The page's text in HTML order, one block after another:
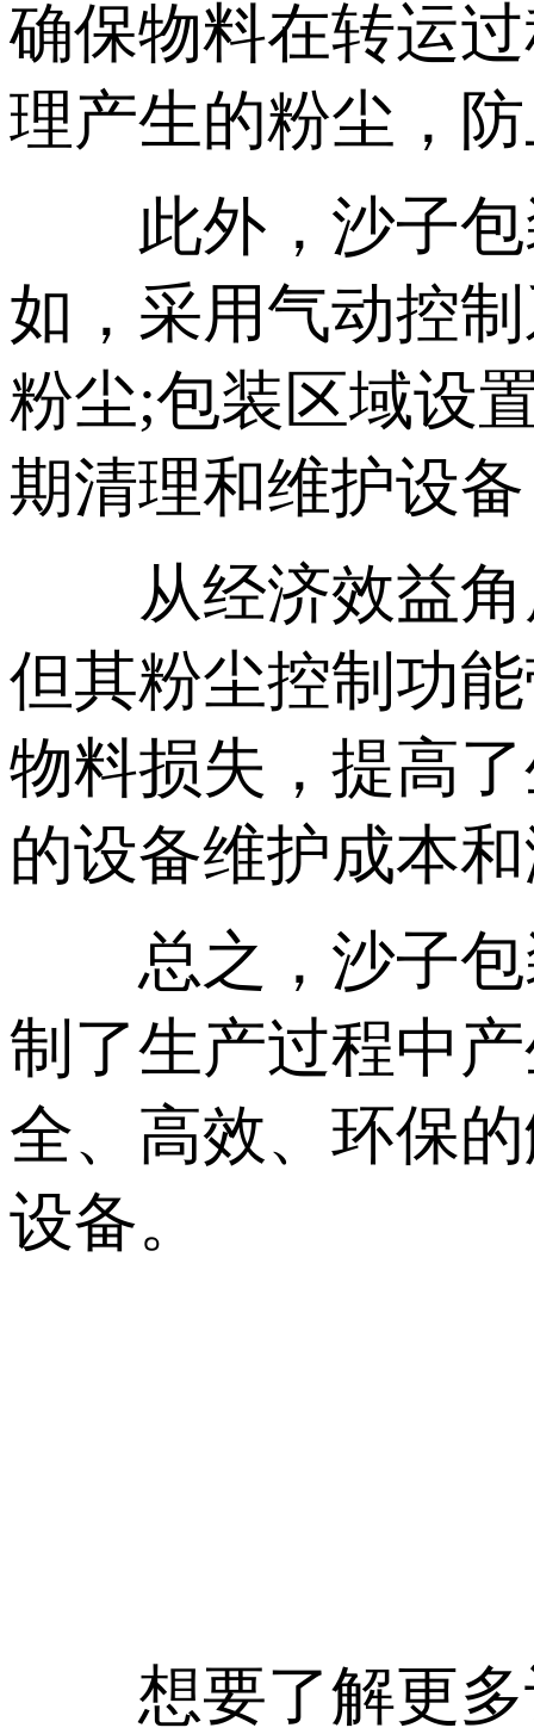
确保物料在转运
理产生的粉尘，
此外，沙子包
如，采用气动控
粉尘;包装区域设
期清理和维护设
从经济效益角
但其粉尘控制功
物料损失，提高
的设备维护成本
总之，沙子包
制了生产过程中
全、高效、环保
设备。
想要了解更多